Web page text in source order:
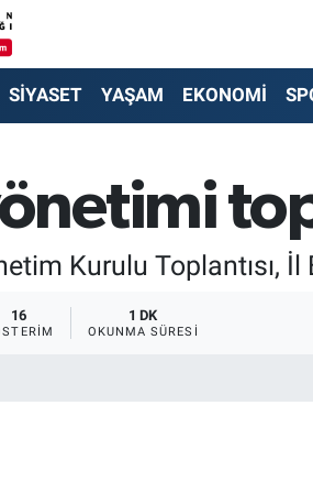
SİYASET YAŞAM EKONOMİ
Kurulu Toplantısı,
16 1 DK
OKUNMA SÜRESI